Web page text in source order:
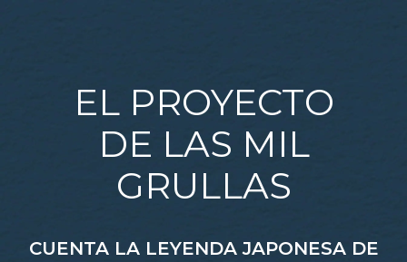
EL PROYECTO
DE LAS MIL
GRULLAS
CUENTA LA LEYENDA JAPONESA DE